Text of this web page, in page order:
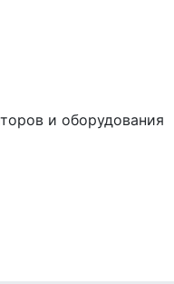
и оборудования